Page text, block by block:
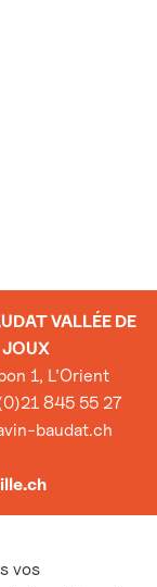
VALLÉE DE
JOUX
1, L’Orient
845 55 27
baudat.ch
vos